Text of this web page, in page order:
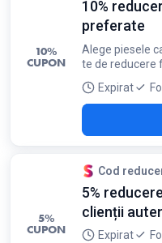
10%
CUPON
10%
preferate
Alege piesele
te de reducere
Expirat
5%
CUPON
Cod
5%
clienții
Expirat